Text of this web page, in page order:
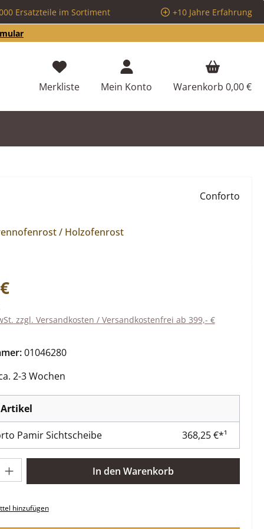
Ersatzteile im Sortiment
+10 Jahre Erfahrung
MerklisteDu hast 0 Produkte auf dem Merkzettel
Mein Konto Warenkorb 0,00 €
/ Holzofenrost
Conforto
zzgl. Versandkosten / Versandkostenfrei ab 399,- €
01046280
2-3 Wochen
Pamir Sichtscheibe 368,25 €*¹
Gib den gewünschten Wert ein oder benutze die
In den Warenkorb
hinzufügen